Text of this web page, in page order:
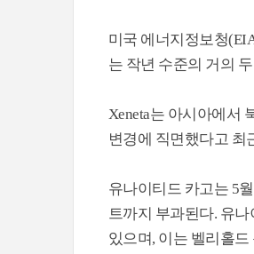
미국 에너지정보청
는 작년 수준의 거의
Xeneta는 아시아에서
변경에 직면했다고 최
유나이티드 카고는 5
트까지 부과된다. 유
있으며, 이는 벨리홀